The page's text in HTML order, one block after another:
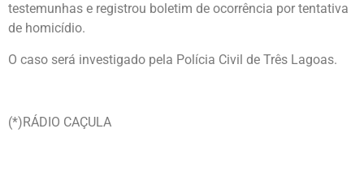
testemunhas e registrou boletim de ocorrência por tentativa
de homicídio.
O caso será investigado pela Polícia Civil de Três Lagoas.
(*)RÁDIO CAÇULA